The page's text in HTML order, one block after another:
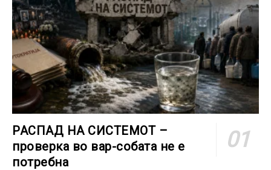
РАСПАД НА СИСТЕМОТ –
проверка во вар-собата не е
потребна